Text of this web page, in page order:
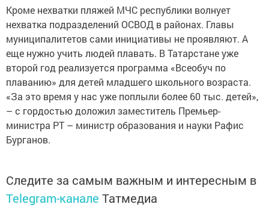
Кроме нехватки пляжей МЧС республики волнует
нехватка подразделений ОСВОД в районах. Главы
муниципалитетов сами инициативы не проявляют. А
еще нужно учить людей плавать. В Татарстане уже
второй год реализуется программа «Всеобуч по
плаванию» для детей младшего школьного возраста.
«За это время у нас уже поплыли более 60 тыс. детей»,
– с гордостью доложил заместитель Премьер-
министра РТ – министр образования и науки Рафис
Бурганов.
Следите за самым важным и интересным в
Telegram-канале Татмедиа